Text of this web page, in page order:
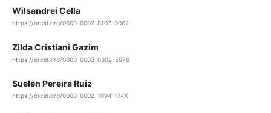
Wilsandrei Cella
https://orcid.org/0000-0002-8107-3062
Zilda Cristiani Gazim
https://orcid.org/0000-0003-0392-5976
Suelen Pereira Ruiz
https://orcid.org/0000-0002-1094-174X